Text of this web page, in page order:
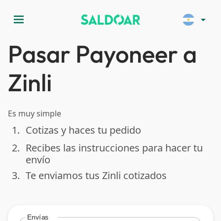
menu arrow_drop_down
Pasar Payoneer a
Zinli
Es muy simple
done
1. Cotizas y haces tu pedido
done
2. Recibes las instrucciones para hacer tu
envío
done
3. Te enviamos tus Zinli cotizados
Envías